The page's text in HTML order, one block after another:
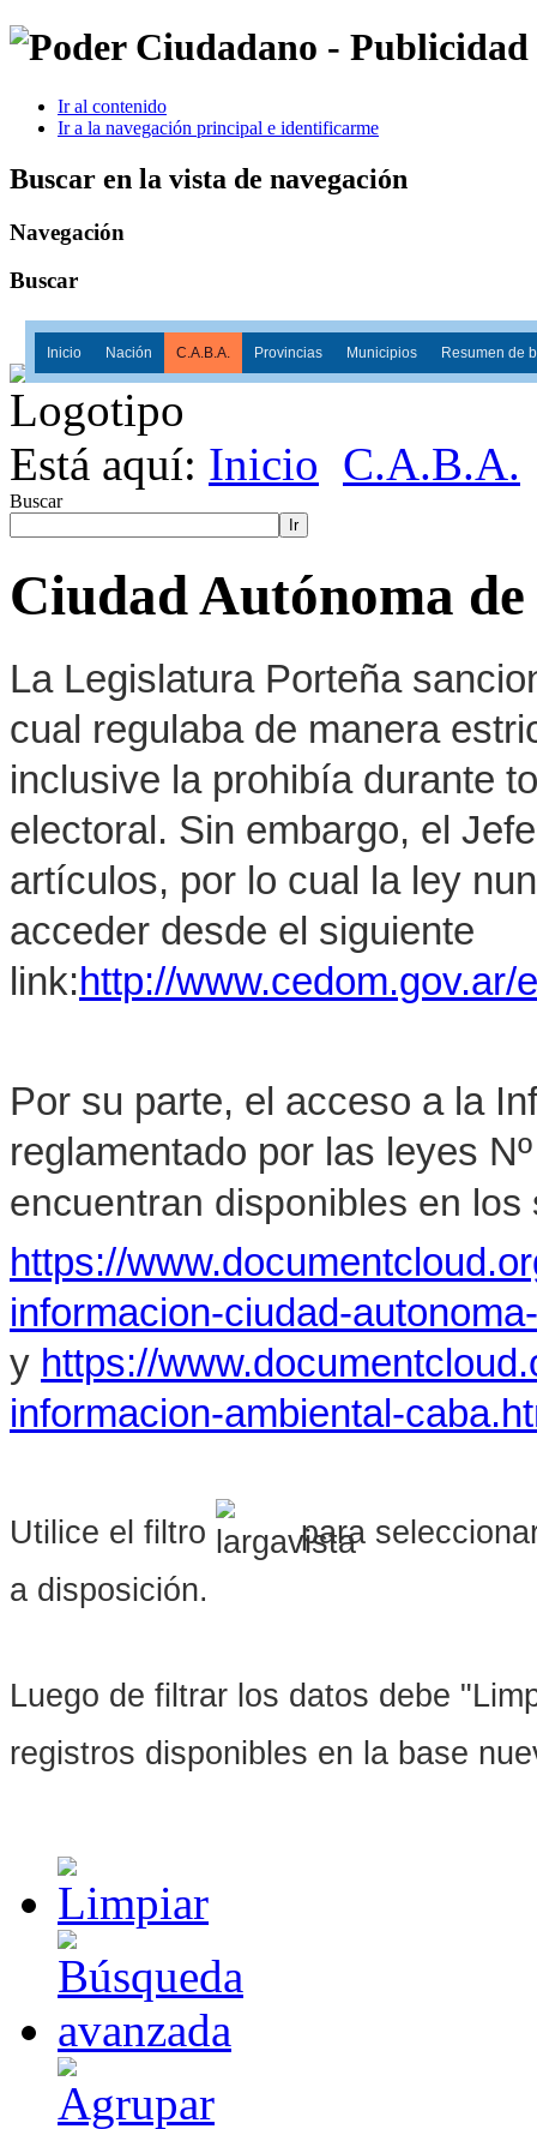
Ir al contenido
Ir a la navegación principal e identificarme
Buscar en la vista de navegación
Navegación
Buscar
Inicio Nación C.A.B.A. Provincias Municipios Resumen de
Está aquí: Inicio C.A.B.A.
Buscar
Ir
Ciudad Autónoma
La Legislatura Porteña
cual regulaba de manera
inclusive la prohibía durante
electoral. Sin embargo, el
artículos, por lo cual la ley
acceder desde el siguiente
link:http://
Por su parte, el acceso a la
reglamentado por las leyes
encuentran disponibles en los
https://
informacion-ciudad-
y https://
informacion-ambiental-
Utilice el filtro
para
a disposición.
Luego de filtrar los datos debe
registros disponibles en la base